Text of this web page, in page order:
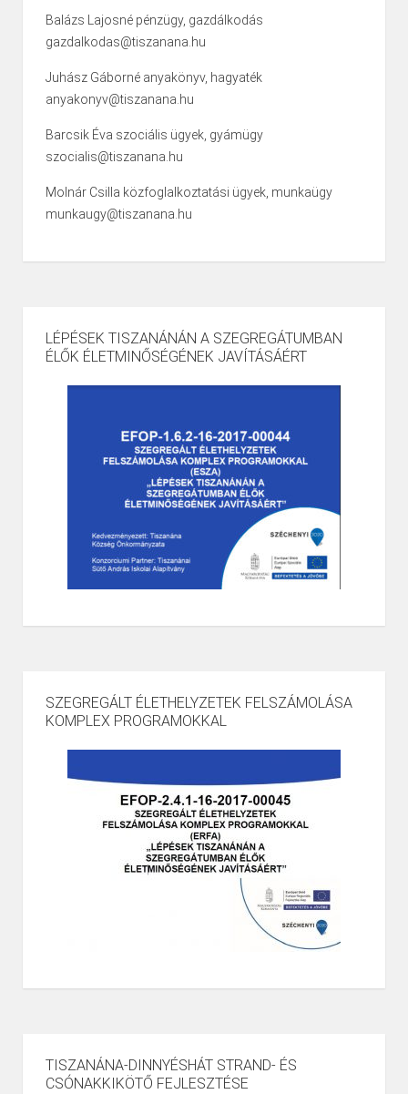
Balázs Lajosné pénzügy, gazdálkodás
gazdalkodas@tiszanana.hu
Juhász Gáborné anyakönyv, hagyaték
anyakonyv@tiszanana.hu
Barcsik Éva szociális ügyek, gyámügy
szocialis@tiszanana.hu
Molnár Csilla közfoglalkoztatási ügyek, munkaügy
munkaugy@tiszanana.hu
LÉPÉSEK TISZANÁNÁN A SZEGREGÁTUMBAN
ÉLŐK ÉLETMINŐSÉGÉNEK JAVÍTÁSÁÉRT
SZEGREGÁLT ÉLETHELYZETEK FELSZÁMOLÁSA
KOMPLEX PROGRAMOKKAL
TISZANÁNA-DINNYÉSHÁT STRAND- ÉS
CSÓNAKKIKÖTŐ FEJLESZTÉSE